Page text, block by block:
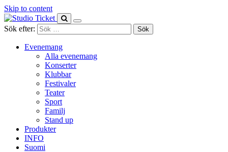
Skip to content
Sök efter:
Evenemang
Alla evenemang
Konserter
Klubbar
Festivaler
Teater
Sport
Familj
Stand up
Produkter
INFO
Suomi